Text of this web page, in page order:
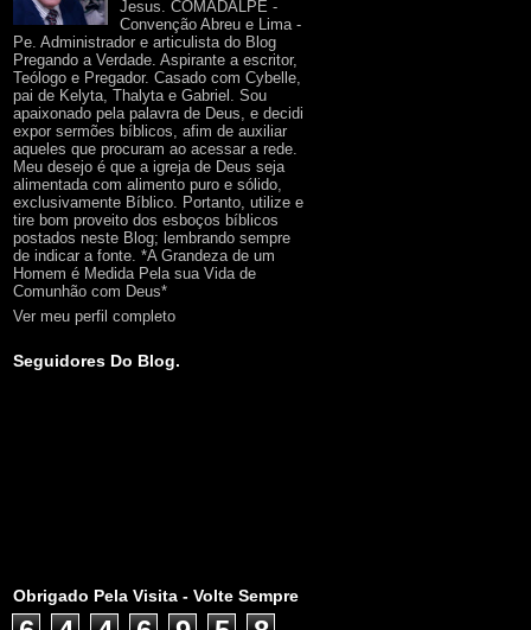
Jesus. COMADALPE -
Convenção Abreu e Lima -
Pe. Administrador e articulista do Blog
Pregando a Verdade. Aspirante a escritor,
Teólogo e Pregador. Casado com Cybelle,
pai de Kelyta, Thalyta e Gabriel. Sou
apaixonado pela palavra de Deus, e decidi
expor sermões bíblicos, afim de auxiliar
aqueles que procuram ao acessar a rede.
Meu desejo é que a igreja de Deus seja
alimentada com alimento puro e sólido,
exclusivamente Bíblico. Portanto, utilize e
tire bom proveito dos esboços bíblicos
postados neste Blog; lembrando sempre
de indicar a fonte. *A Grandeza de um
Homem é Medida Pela sua Vida de
Comunhão com Deus*
Ver meu perfil completo
Seguidores Do Blog.
Obrigado Pela Visita - Volte Sempre